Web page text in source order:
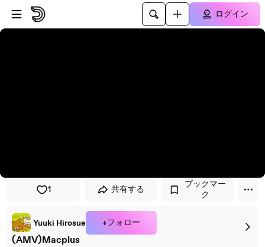
プレイヤーにスキップ
メインコンテンツにスキップ
ログイン
1 共有する
ブックマー
ク
Yuuki Hirosue +フォロー
(AMV)Macplus